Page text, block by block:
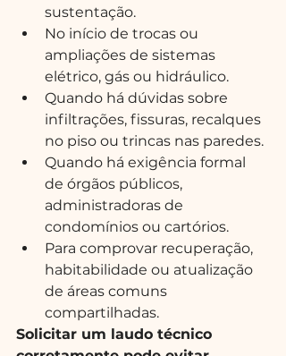
sustentação.
No início de trocas ou
ampliações de sistemas
elétrico, gás ou hidráulico.
Quando há dúvidas sobre
infiltrações, fissuras, recalques
no piso ou trincas nas paredes.
Quando há exigência formal
de órgãos públicos,
administradoras de
condomínios ou cartórios.
Para comprovar recuperação,
habitabilidade ou atualização
de áreas comuns
compartilhadas.
Solicitar um laudo técnico